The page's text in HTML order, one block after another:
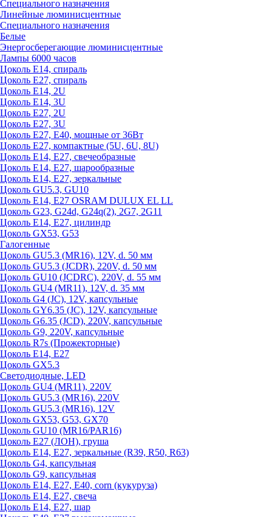
Специального назначения
Линейные люминисцентные
Специального назначения
Белые
Энергосберегающие люминисцентные
Лампы 6000 часов
Цоколь Е14, спираль
Цоколь Е27, спираль
Цоколь Е14, 2U
Цоколь Е14, 3U
Цоколь Е27, 2U
Цоколь Е27, 3U
Цоколь Е27, Е40, мощные от 36Вт
Цоколь Е27, компактные (5U, 6U, 8U)
Цоколь Е14, Е27, свечеобразные
Цоколь Е14, Е27, шарообразные
Цоколь Е14, Е27, зеркальные
Цоколь GU5.3, GU10
Цоколь Е14, Е27 OSRAM DULUX EL LL
Цоколь G23, G24d, G24q(2), 2G7, 2G11
Цоколь Е14, Е27, цилиндр
Цоколь GX53, G53
Галогенные
Цоколь GU5.3 (MR16), 12V, d. 50 мм
Цоколь GU5.3 (JCDR), 220V, d. 50 мм
Цоколь GU10 (JCDRC), 220V, d. 55 мм
Цоколь GU4 (MR11), 12V, d. 35 мм
Цоколь G4 (JC), 12V, капсульные
Цоколь GY6.35 (JC), 12V, капсульные
Цоколь G6.35 (JCD), 220V, капсульные
Цоколь G9, 220V, капсульные
Цоколь R7s (Прожекторные)
Цоколь E14, E27
Цоколь GX5.3
Светодиодные, LED
Цоколь GU4 (MR11), 220V
Цоколь GU5.3 (MR16), 220V
Цоколь GU5.3 (MR16), 12V
Цоколь GX53, G53, GX70
Цоколь GU10 (MR16/PAR16)
Цоколь Е27 (ЛОН), груша
Цоколь Е14, Е27, зеркальные (R39, R50, R63)
Цоколь G4, капсульная
Цоколь G9, капсульная
Цоколь Е14, Е27, Е40, corn (кукуруза)
Цоколь Е14, Е27, свеча
Цоколь Е14, Е27, шар